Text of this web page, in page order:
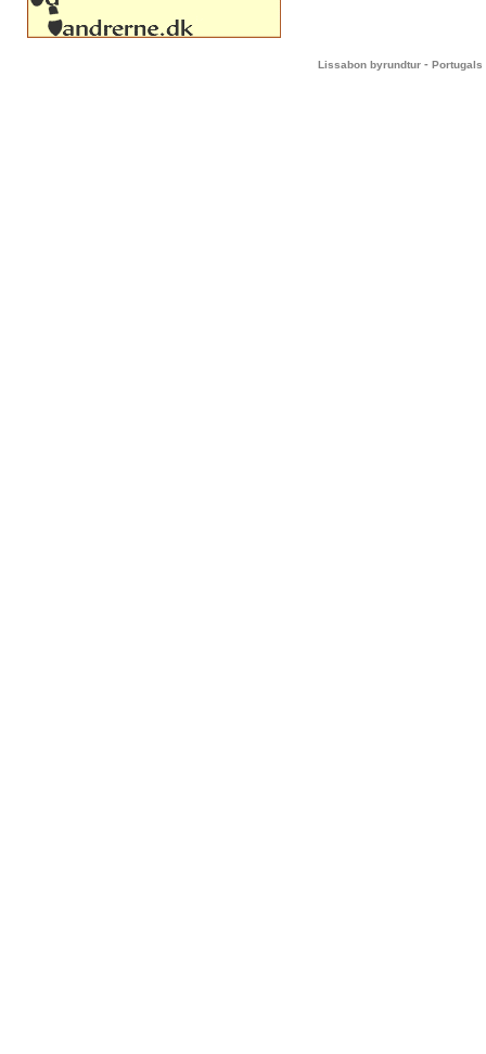
Lissabon byrundtur - Portugals